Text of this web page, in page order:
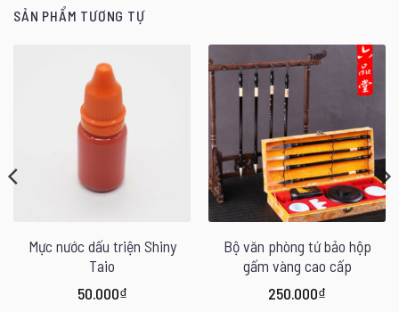
SẢN PHẨM TƯƠNG TỰ
Mực nước dấu triện Shiny
Taio
50.000₫
Bộ văn phòng tứ bảo hộp
gấm vàng cao cấp
250.000₫